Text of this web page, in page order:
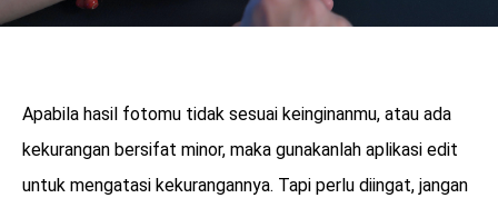
Apabila hasil fotomu tidak sesuai keinginanmu, atau ada
kekurangan bersifat minor, maka gunakanlah aplikasi edit
untuk mengatasi kekurangannya. Tapi perlu diingat, jangan